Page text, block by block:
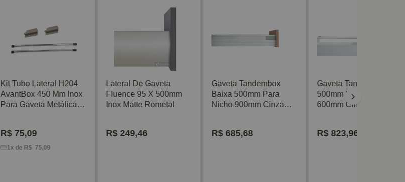
Kit Tubo Lateral H204
AvantBox 450 Mm Inox
Para Gaveta Metálica
R$75,09
1x de R$ 75,09
Lateral De Gaveta
Fluence 95 X 500mm
Inox Matte Rometal
R$249,46
Gaveta Tandembox
Baixa 500mm Para
Nicho 900mm Cinza
R$ 685,68
Gaveta Tandembox Alta
500mm Para Nicho
600mm Cinza Blum
R$ 823,96